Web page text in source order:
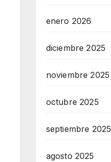
enero 2026
diciembre 2025
noviembre 2025
octubre 2025
septiembre 2025
agosto 2025